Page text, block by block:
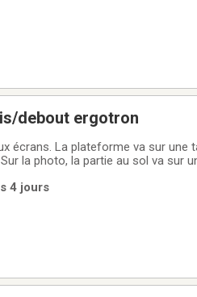
debout ergotron
écrans. La plateforme va sur une
la photo, la partie au sol va sur
4 jours